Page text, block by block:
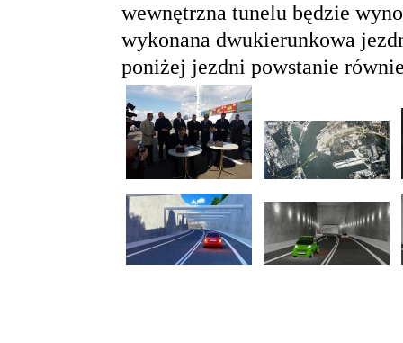
wewnętrzna tunelu będzie
wykonana dwukierunkowa
poniżej jezdni powstanie